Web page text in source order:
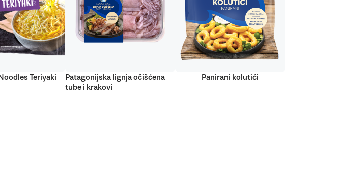
Teriyaki
Patagonijska lignja očišćena
tube i krakovi
Panirani kolutići